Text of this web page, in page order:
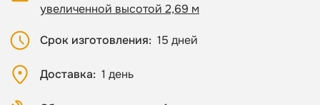
увеличенной высотой 2,69 м
Срок изготовления 15 дней
Доставка 1 день